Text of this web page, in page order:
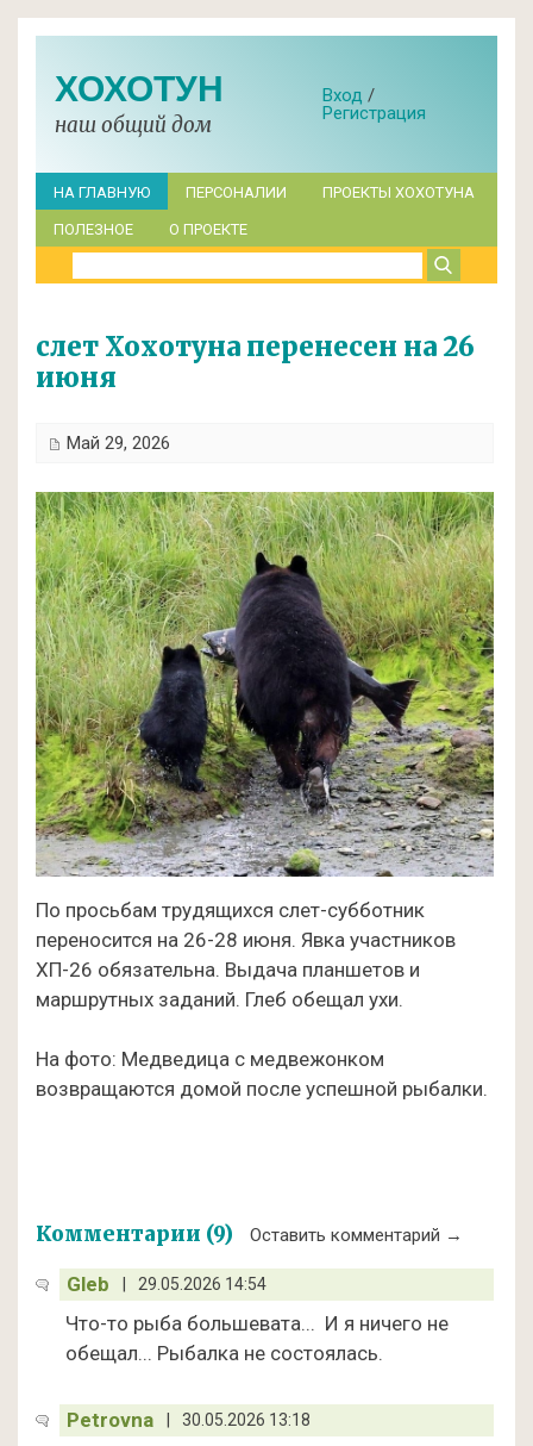
ХОХОТУН
наш общий дом
Вход /
Регистрация
НА ГЛАВНУЮ ПЕРСОНАЛИИ ПРОЕКТЫ ХОХОТУНА
ПОЛЕЗНОЕ О ПРОЕКТЕ
слет Хохотуна перенесен на 26
июня
Май 29, 2026
По просьбам трудящихся слет-субботник
переносится на 26-28 июня. Явка участников
ХП-26 обязательна. Выдача планшетов и
маршрутных заданий. Глеб обещал ухи.
На фото: Медведица с медвежонком
возвращаются домой после успешной рыбалки.
Комментарии (9) Оставить комментарий →
Gleb 29.05.2026 14:54
Что-то рыба большевата... И я ничего не
обещал... Рыбалка не состоялась.
Petrovna 30.05.2026 13:18